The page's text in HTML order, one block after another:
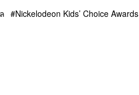
Nickelodeon Kids’ Choice Awards